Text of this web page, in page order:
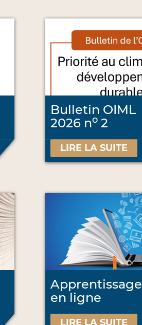
Bulletin OIML
2026 no2
LIRE LA SUITE
Apprentissage
en ligne
LIRE LA SUITE